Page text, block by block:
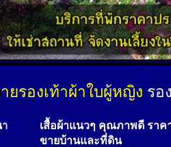
ยรองเท้าผ้าใบผู้หญิง รอ
เสื้อผ้าแนวๆ คุณภาพดี ราค
ขายบ้านและที่ดิน